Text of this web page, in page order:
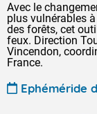
Avec le
plus vulnérables
des forêts, cet
feux. Direction
Vincendon,
France.
Ephéméride